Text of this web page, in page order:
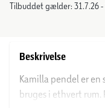
Tilbuddet gælder: 31.7.26 -
Beskrivelse
Kamilla pendel er en
bruges i ethvert rum.